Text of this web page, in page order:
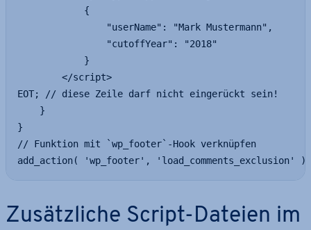
            {
                "userName": "Mark Mustermann",
                "cutoffYear": "2018"
            }
        </script>
EOT; // diese Zeile darf nicht eingerückt sein!
    }
}
// Funktion mit `wp_footer`-Hook verknüpfen
add_action( 'wp_footer', 'load_comments_exclusion' );
Zu­sätz­li­che Script-Dateien im